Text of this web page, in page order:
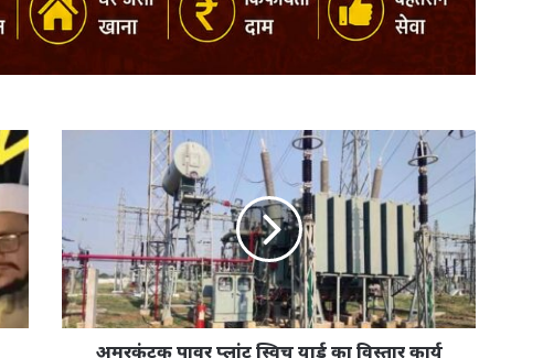
अमरकंटक पावर प्लांट स्विच यार्ड का विस्तार कार्य